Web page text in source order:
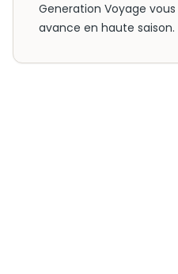
Generation Voyage
avance en haute saison.